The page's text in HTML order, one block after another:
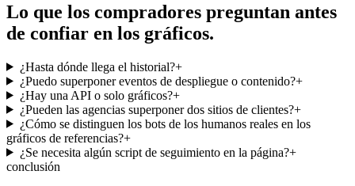
Lo que los compradores preguntan antes
de confiar en los gráficos.
¿Hasta dónde llega el historial?+
¿Puedo superponer eventos de despliegue o contenido?+
¿Hay una API o solo gráficos?+
¿Pueden las agencias superponer dos sitios de clientes?+
¿Cómo se distinguen los bots de los humanos reales en los
gráficos de referencias?+
¿Se necesita algún script de seguimiento en la página?+
conclusión